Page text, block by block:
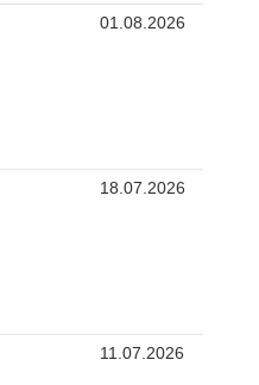
01.08.2026
18.07.2026
11.07.2026